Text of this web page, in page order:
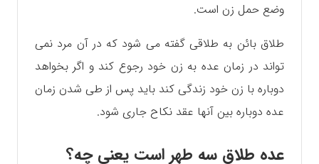
وضع حمل زن است.
طلاق بائن به طلاقی گفته می شود که در آن مرد نمی
تواند در زمان عده به زن خود رجوع کند و اگر بخواهد
دوباره با زن خود زندگی کند باید پس از طی شدن زمان
عده دوباره بین آنها عقد نکاح جاری شود.
عده طلاق سه طهر است یعنی چه؟